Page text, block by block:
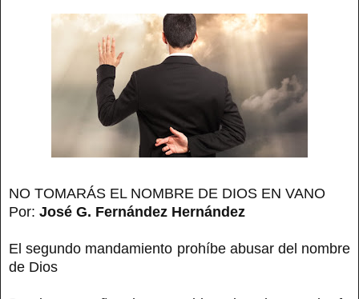
NO TOMARÁS EL NOMBRE DE DIOS EN VANO
Por: José G. Fernández Hernández
El segundo mandamiento prohíbe abusar del nombre
de Dios